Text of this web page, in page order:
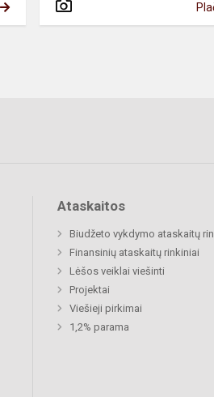
Ataskaitos
Biudžeto vykdymo ataskaitų
Finansinių ataskaitų rinkiniai
Lėšos veiklai viešinti
Projektai
Viešieji pirkimai
1,2% parama